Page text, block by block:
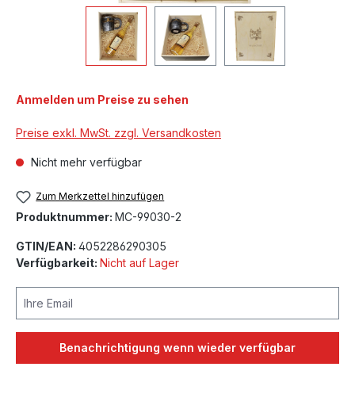
Anmelden um Preise zu sehen
Preise exkl. MwSt. zzgl. Versandkosten
Nicht mehr verfügbar
Zum Merkzettel hinzufügen
Produktnummer: MC-99030-2
GTIN/EAN: 4052286290305
Verfügbarkeit: Nicht auf Lager
Benachrichtigung wenn wieder verfügbar